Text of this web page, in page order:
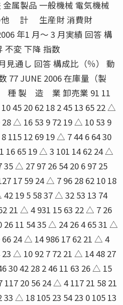
属製品 一般機械 電気機械
他 計 生産財 消費財
〜 3 月実績 回答 構
昇 不変 下降 指数
し 回答 構成比（％） 動
77 JUNE 2006 在庫量（製
種 製 造 業 卸売業 91 11
45 20 62 18 2 45 13 65 22 △
△ 16 53 9 72 19 △ 10 53 9
115 12 69 19 △ 7 44 6 64 30
16 65 19 △ 3 101 14 62 24 △
△ 27 97 26 54 20 6 97 25
17 59 24 △ 7 96 28 62 10 18
19 5 58 37 △ 32 53 13 74
21 △ 4 931 15 63 22 △ 7 26
26 11 54 35 △ 24 26 4 65 31 △
24 △ 14 986 17 62 21 △ 4
△ 10 92 7 72 21 △ 14 48 27
30 42 28 2 46 11 63 26 △ 15
117 20 56 24 △ 4 117 21 58 21
△ 18 105 23 54 23 0 105 13